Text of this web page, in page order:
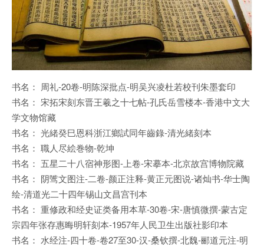
书名： 周礼-20卷-明陈深批点-明吴兴凌杜若校刊朱墨套印
书名： 宋拓宋刻东晋王羲之十七帖-孔氏岳雪楼本-香港中文大
学文物馆藏
书名： 光緒癸巳恩科浙江鄉試同年齒錄-清光緒刻本
书名： 職人尽絵巻物-乾坤
书名： 五星二十八宿神形图-上卷-宋摹本-北京故宫博物院藏
书名： 阴骘文图注-二卷-颜正注释-黄正元图说-诸灿书-华士陶
绘-清道光二十四年锡山文昌宫刊本
书名： 重修政和经史证类备用本草-30卷-宋-唐慎微撰-蒙古定
宗四年张存惠晦明轩刻本-1957年人民卫生出版社影印本
书名： 水经注-四十卷-卷27至30-汉-桑钦撰-北魏-郦道元注-明